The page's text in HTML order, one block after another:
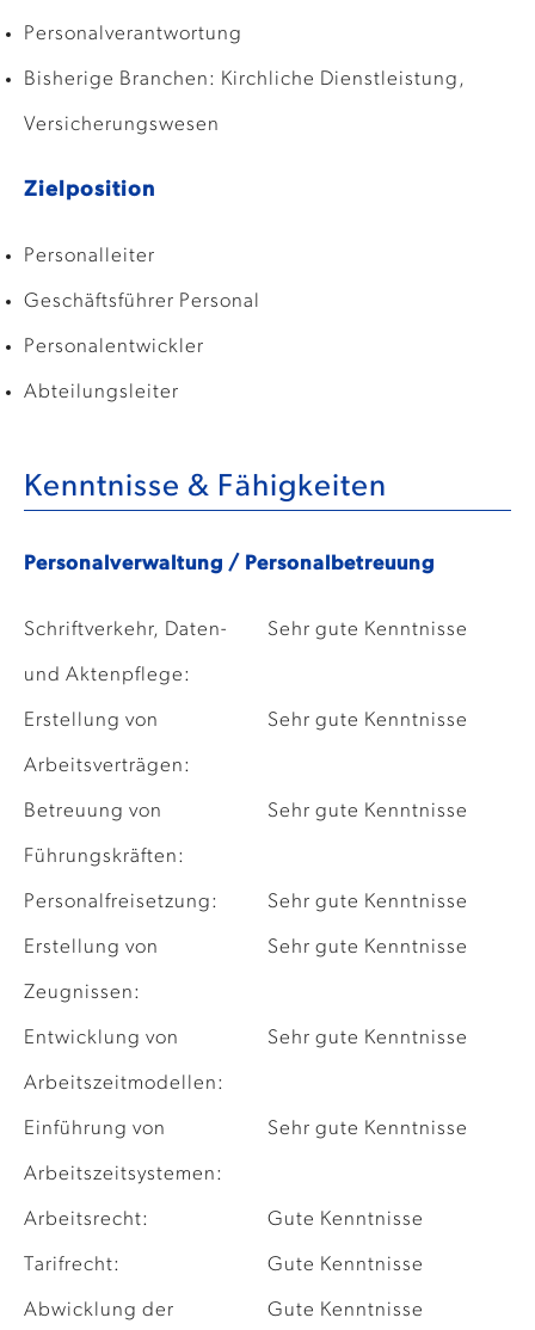
Personalverantwortung
Bisherige Branchen: Kirchliche Dienstleistung,
Versicherungswesen
Zielposition
Personalleiter
Geschäftsführer Personal
Personalentwickler
Abteilungsleiter
Kenntnisse & Fähigkeiten
Personalverwaltung / Personalbetreuung
Schriftverkehr, Daten-
und Aktenpflege:
Sehr gute Kenntnisse
Erstellung von
Arbeitsverträgen:
Sehr gute Kenntnisse
Betreuung von
Führungskräften:
Sehr gute Kenntnisse
Personalfreisetzung: Sehr gute Kenntnisse
Erstellung von
Zeugnissen:
Sehr gute Kenntnisse
Entwicklung von
Arbeitszeitmodellen:
Sehr gute Kenntnisse
Einführung von
Arbeitszeitsystemen:
Sehr gute Kenntnisse
Arbeitsrecht: Gute Kenntnisse
Tarifrecht: Gute Kenntnisse
Abwicklung der Gute Kenntnisse